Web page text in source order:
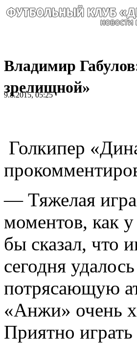
Владимир
зрелищной»
9.8.2015, 05:25
Голкипер
— Тяжелая
моментов, как
бы сказал, что
сегодня
потрясающую
«Анжи» очень
Приятно